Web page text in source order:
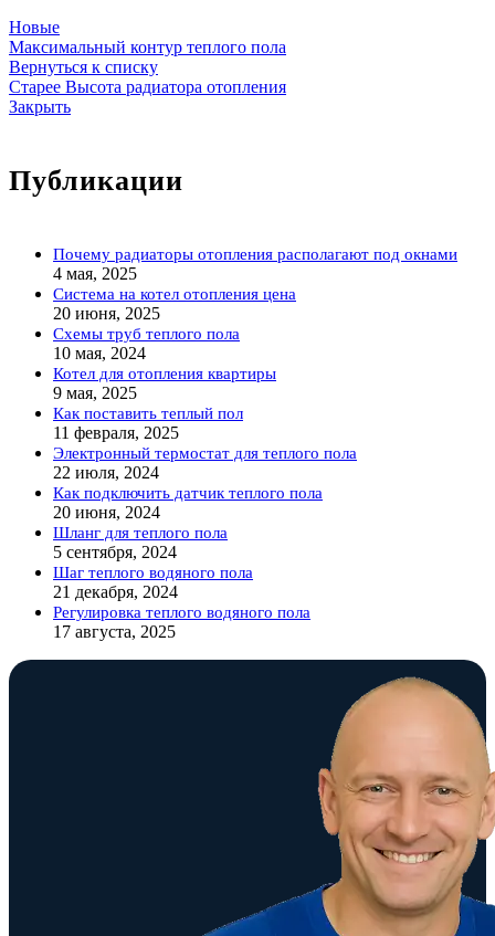
Новые
Максимальный контур теплого пола
Вернуться к списку
Старее Высота радиатора отопления
Закрыть
Публикации
Почему радиаторы отопления располагают под окнами
4 мая, 2025
Система на котел отопления цена
20 июня, 2025
Схемы труб теплого пола
10 мая, 2024
Котел для отопления квартиры
9 мая, 2025
Как поставить теплый пол
11 февраля, 2025
Электронный термостат для теплого пола
22 июля, 2024
Как подключить датчик теплого пола
20 июня, 2024
Шланг для теплого пола
5 сентября, 2024
Шаг теплого водяного пола
21 декабря, 2024
Регулировка теплого водяного пола
17 августа, 2025